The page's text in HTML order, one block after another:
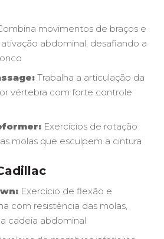
movimentos de braços e
abdominal, desafiando a
Trabalha a articulação da
vértebra com forte controle
Exercícios de rotação
molas que esculpem a cintura
Exercício de flexão e
com resistência das molas,
cadeia abdominal